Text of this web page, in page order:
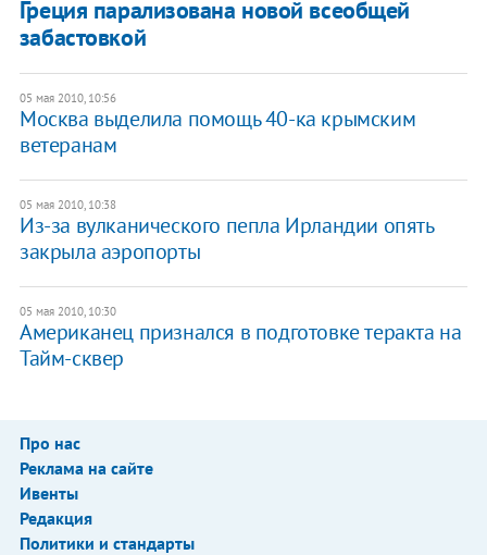
Греция парализована новой всеобщей
забастовкой
05 мая 2010, 10:56
Москва выделила помощь 40-ка крымским
ветеранам
05 мая 2010, 10:38
Из-за вулканического пепла Ирландии опять
закрыла аэропорты
05 мая 2010, 10:30
Американец признался в подготовке теракта на
Тайм-сквер
Про нас
Реклама на сайте
Ивенты
Редакция
Политики и стандарты